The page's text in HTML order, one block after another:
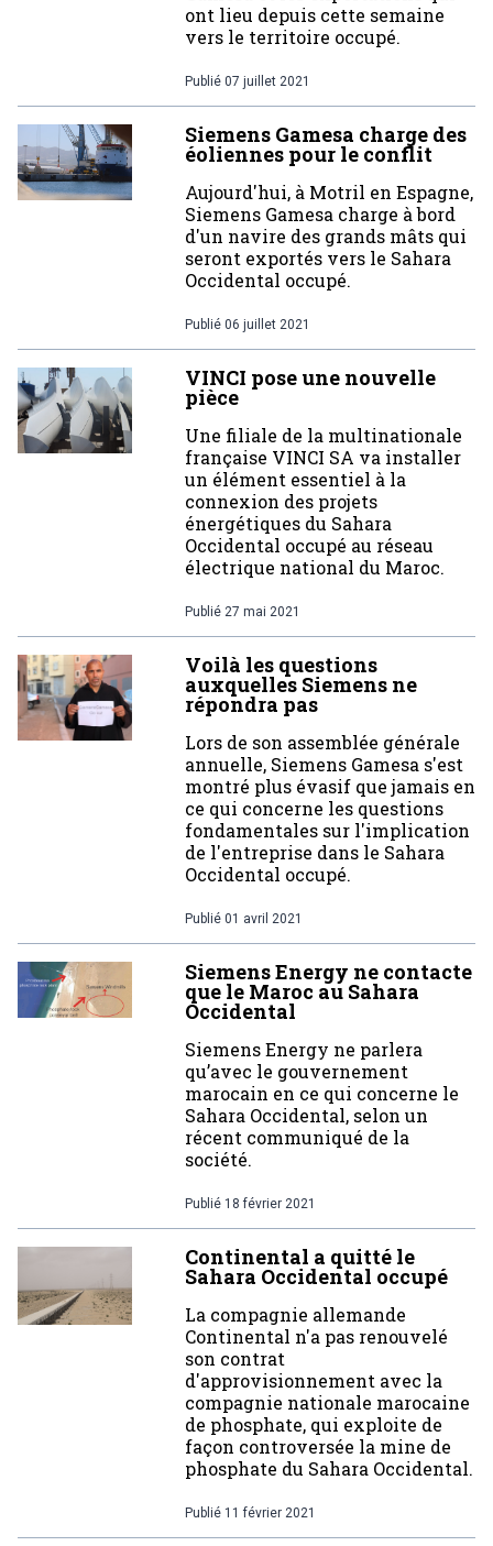
ont lieu depuis cette semaine
vers le territoire occupé.
Publié 07 juillet 2021
Siemens Gamesa charge des
éoliennes pour le conflit
Aujourd'hui, à Motril en Espagne,
Siemens Gamesa charge à bord
d'un navire des grands mâts qui
seront exportés vers le Sahara
Occidental occupé.
Publié 06 juillet 2021
VINCI pose une nouvelle
pièce
Une filiale de la multinationale
française VINCI SA va installer
un élément essentiel à la
connexion des projets
énergétiques du Sahara
Occidental occupé au réseau
électrique national du Maroc.
Publié 27 mai 2021
Voilà les questions
auxquelles Siemens ne
répondra pas
Lors de son assemblée générale
annuelle, Siemens Gamesa s'est
montré plus évasif que jamais en
ce qui concerne les questions
fondamentales sur l'implication
de l'entreprise dans le Sahara
Occidental occupé.
Publié 01 avril 2021
Siemens Energy ne contacte
que le Maroc au Sahara
Occidental
Siemens Energy ne parlera
qu’avec le gouvernement
marocain en ce qui concerne le
Sahara Occidental, selon un
récent communiqué de la
société.
Publié 18 février 2021
Continental a quitté le
Sahara Occidental occupé
La compagnie allemande
Continental n'a pas renouvelé
son contrat
d'approvisionnement avec la
compagnie nationale marocaine
de phosphate, qui exploite de
façon controversée la mine de
phosphate du Sahara Occidental.
Publié 11 février 2021